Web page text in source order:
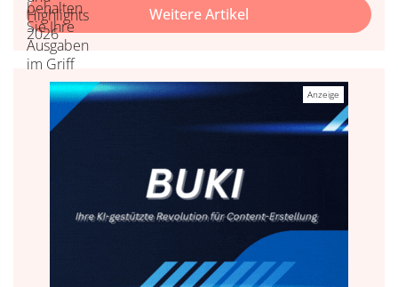
Weitere Artikel